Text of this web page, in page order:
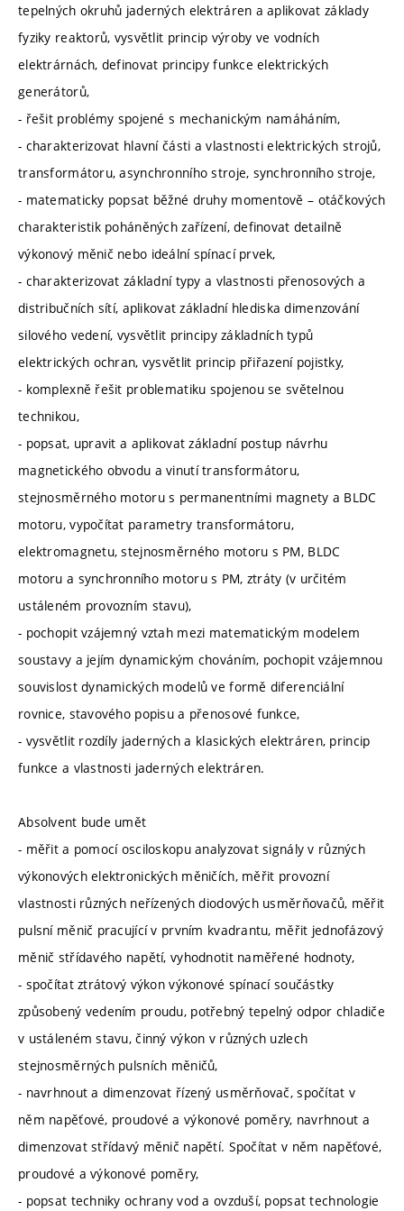
tepelných okruhů jaderných elektráren a aplikovat základy
fyziky reaktorů, vysvětlit princip výroby ve vodních
elektrárnách, definovat principy funkce elektrických
generátorů,
- řešit problémy spojené s mechanickým namáháním,
- charakterizovat hlavní části a vlastnosti elektrických strojů,
transformátoru, asynchronního stroje, synchronního stroje,
- matematicky popsat běžné druhy momentově – otáčkových
charakteristik poháněných zařízení, definovat detailně
výkonový měnič nebo ideální spínací prvek,
- charakterizovat základní typy a vlastnosti přenosových a
distribučních sítí, aplikovat základní hlediska dimenzování
silového vedení, vysvětlit principy základních typů
elektrických ochran, vysvětlit princip přiřazení pojistky,
- komplexně řešit problematiku spojenou se světelnou
technikou,
- popsat, upravit a aplikovat základní postup návrhu
magnetického obvodu a vinutí transformátoru,
stejnosměrného motoru s permanentními magnety a BLDC
motoru, vypočítat parametry transformátoru,
elektromagnetu, stejnosměrného motoru s PM, BLDC
motoru a synchronního motoru s PM, ztráty (v určitém
ustáleném provozním stavu),
- pochopit vzájemný vztah mezi matematickým modelem
soustavy a jejím dynamickým chováním, pochopit vzájemnou
souvislost dynamických modelů ve formě diferenciální
rovnice, stavového popisu a přenosové funkce,
- vysvětlit rozdíly jaderných a klasických elektráren, princip
funkce a vlastnosti jaderných elektráren.
Absolvent bude umět
- měřit a pomocí osciloskopu analyzovat signály v různých
výkonových elektronických měničích, měřit provozní
vlastnosti různých neřízených diodových usměrňovačů, měřit
pulsní měnič pracující v prvním kvadrantu, měřit jednofázový
měnič střídavého napětí, vyhodnotit naměřené hodnoty,
- spočítat ztrátový výkon výkonové spínací součástky
způsobený vedením proudu, potřebný tepelný odpor chladiče
v ustáleném stavu, činný výkon v různých uzlech
stejnosměrných pulsních měničů,
- navrhnout a dimenzovat řízený usměrňovač, spočítat v
něm napěťové, proudové a výkonové poměry, navrhnout a
dimenzovat střídavý měnič napětí. Spočítat v něm napěťové,
proudové a výkonové poměry,
- popsat techniky ochrany vod a ovzduší, popsat technologie